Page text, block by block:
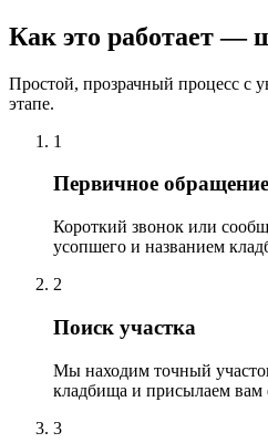
Как это работает —
Простой, прозрачный процесс с
этапе.
1
Первичное обращение
Короткий звонок или
усопшего и названием
2
Поиск участка
Мы находим точный
кладбища и присылаем вам
3